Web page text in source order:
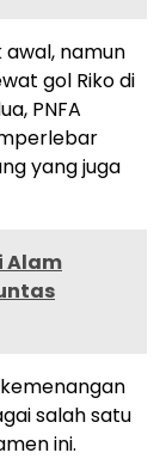
namun
gol Riko di
PNFA
yang juga
Alam
salah satu
ini.